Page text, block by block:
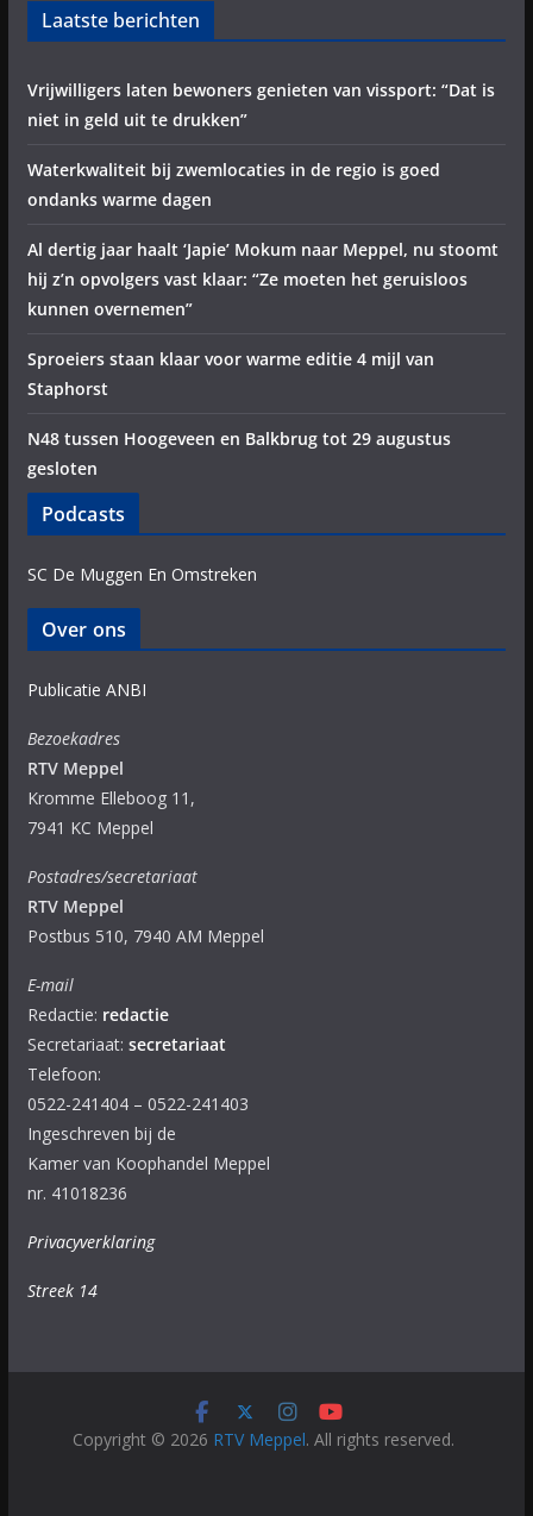
Laatste berichten
Vrijwilligers laten bewoners genieten van vissport: “Dat is
niet in geld uit te drukken”
Waterkwaliteit bij zwemlocaties in de regio is goed
ondanks warme dagen
Al dertig jaar haalt ‘Japie’ Mokum naar Meppel, nu stoomt
hij z’n opvolgers vast klaar: “Ze moeten het geruisloos
kunnen overnemen”
Sproeiers staan klaar voor warme editie 4 mijl van
Staphorst
N48 tussen Hoogeveen en Balkbrug tot 29 augustus
gesloten
Podcasts
SC De Muggen En Omstreken
Over ons
Publicatie ANBI
Bezoekadres
RTV Meppel
Kromme Elleboog 11,
7941 KC Meppel
Postadres/secretariaat
RTV Meppel
Postbus 510, 7940 AM Meppel
E-mail
Redactie: redactie
Secretariaat: secretariaat
Telefoon:
0522-241404 – 0522-241403
Ingeschreven bij de
Kamer van Koophandel Meppel
nr. 41018236
Privacyverklaring
Streek 14
Copyright © 2026 RTV Meppel. All rights reserved.